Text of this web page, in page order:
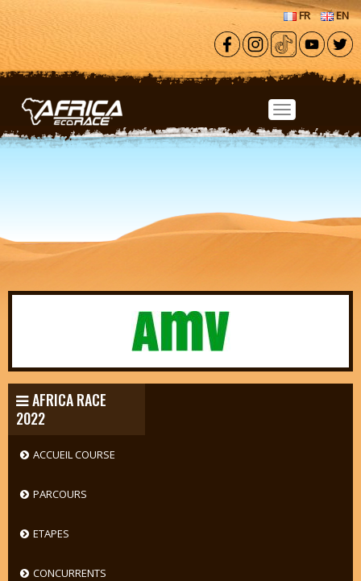
Aller au contenu principal
FR EN
AFRICA RACE
2022
ACCUEIL COURSE
PARCOURS
ETAPES
CONCURRENTS